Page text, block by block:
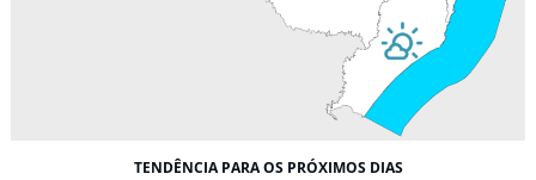
TENDÊNCIA PARA OS PRÓXIMOS DIAS